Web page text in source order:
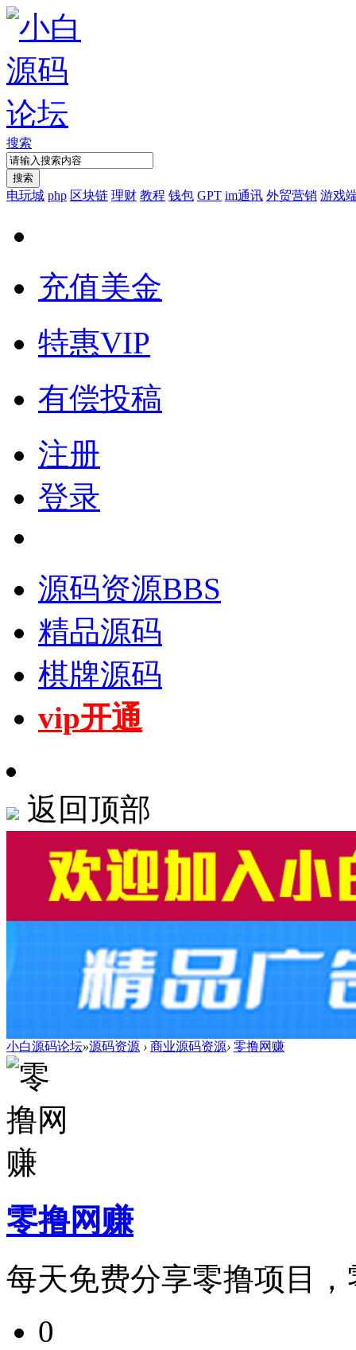
搜索
搜索
电玩城 php 区块链 理财 教程 钱包 GPT im通讯 外贸营销 游戏
充值美金
特惠VIP
有偿投稿
注册
登录
源码资源BBS
精品源码
棋牌源码
vip开通
返回顶部
小白源码论坛»源码资源 › 商业源码资源› 零撸网赚
零撸网赚
每天免费分享零撸项目
0